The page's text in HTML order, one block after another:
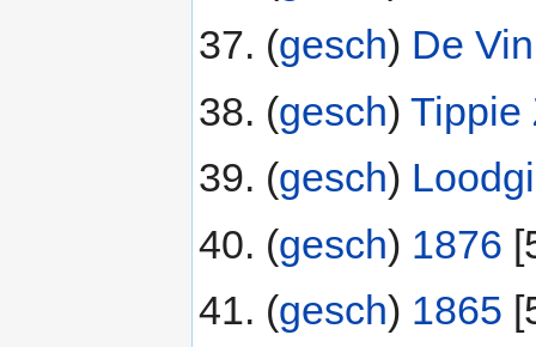
(gesch) ‎ De
(gesch) ‎ Tippie
(gesch) ‎
(gesch) ‎ 1876
(gesch) ‎ 1865